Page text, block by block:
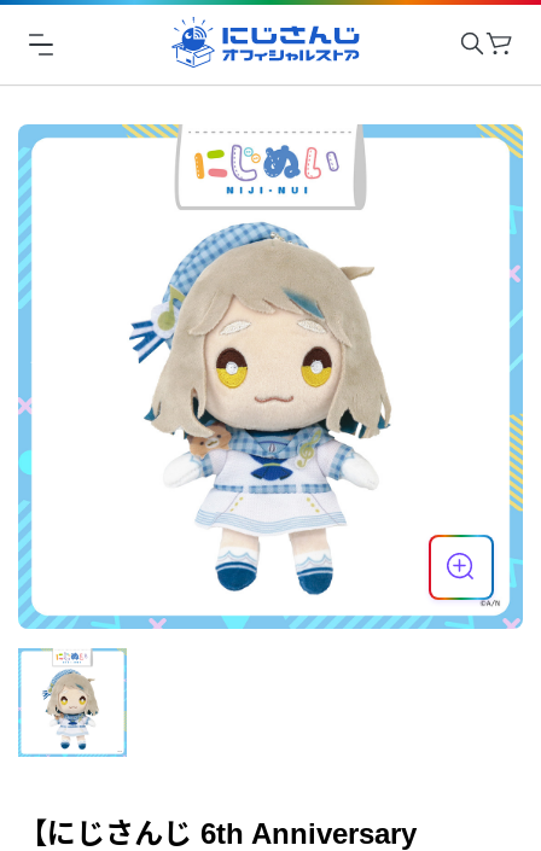
【にじさんじ 6th Anniversary